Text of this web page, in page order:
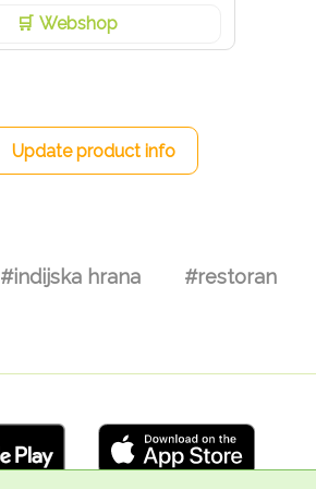
Webshop
Update product info
#indijska hrana #restoran